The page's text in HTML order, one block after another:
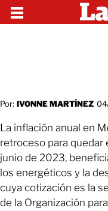
Por: IVONNE MARTÍNEZ
La inflación anual en
retroceso para quedar
junio de 2023,
los energéticos y la
cuya cotización es la
de la Organización